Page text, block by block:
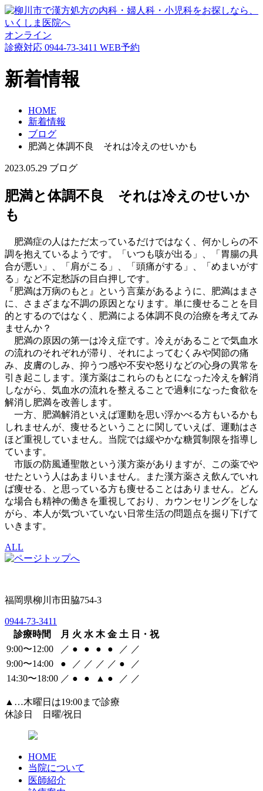
オンライン
診療対応 0944-73-3411 WEB予約
新着情報
HOME
新着情報
ブログ
肥満と体調不良 それは冷えのせいかも
2023.05.29 ブログ
肥満と体調不良 それは冷えのせいか
も
肥満症の人はただ太っているだけではなく、何かしらの不
調を抱えているようです。「いつも咳が出る」、「胃腸の具
合が悪い」、「肩がこる」、「頭痛がする」、「めまいがす
る」など不定愁訴の目白押しです。
『肥満は万病のもと』という言葉があるように、肥満はまさ
に、さまざまな不調の原因となります。単に痩せることを目
的とするのではなく、肥満による体調不良の治療を考えてみ
ませんか？
肥満の原因の第一は冷え症です。冷えがあることで気血水
の流れのそれぞれが滞り、それによってむくみや関節の痛
み、皮膚のしみ、抑うつ感や不安や怒りなどの心身の異常を
引き起こします。漢方薬はこれらのもとになった冷えを解消
しながら、気血水の流れを整えることで過剰になった食欲を
解消し肥満を改善します。
一方、肥満解消といえば運動を思い浮かべる方もいるかも
しれませんが、痩せるということに関していえば、運動はさ
ほど重視していません。当院では緩やかな糖質制限を指導し
ています。
市販の防風通聖散という漢方薬がありますが、この薬でや
せたという人はあまりいません。また漢方薬さえ飲んでいれ
ば痩せる、と思っている方も痩せることはありません。どん
な場合も精神の働きを重視しており、カウンセリングをしな
がら、本人が気づいていない日常生活の問題点を掘り下げて
いきます。
ALL
福岡県柳川市田脇754-3
0944-73-3411
診療時間
月 火 水 木 金 土 日・祝
9:00〜12:00
／ ● ● ● ● ／ ／
9:00〜14:00
● ／ ／ ／ ／ ●
／
14:30〜18:00 ／ ● ● ▲ ● ／ ／
▲…木曜日は19:00まで診療
休診日 日曜/祝日
HOME
当院について
医師紹介